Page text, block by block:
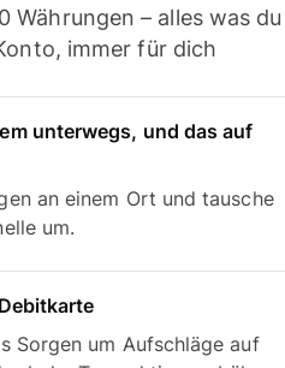
Währungen – alles was du
immer für dich
unterwegs, und das auf
an einem Ort und tausche
um.
Sorgen um Aufschläge auf